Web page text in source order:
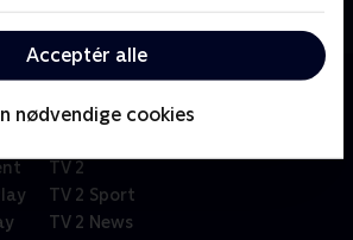
Acceptér alle
nødvendige cookies
TV 2
TV 2 Sport
TV 2 News